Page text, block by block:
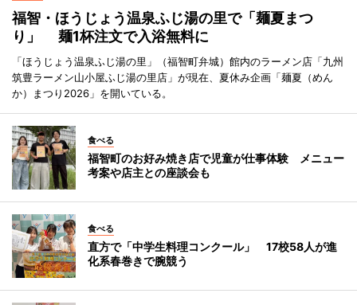
福智・ほうじょう温泉ふじ湯の里で「麺夏まつ
り」 麺1杯注文で入浴無料に
「ほうじょう温泉ふじ湯の里」（福智町弁城）館内のラーメン店「九州
筑豊ラーメン山小屋ふじ湯の里店」が現在、夏休み企画「麺夏（めん
か）まつり2026」を開いている。
食べる
福智町のお好み焼き店で児童が仕事体験 メニュー
考案や店主との座談会も
食べる
直方で「中学生料理コンクール」 17校58人が進
化系春巻きで腕競う